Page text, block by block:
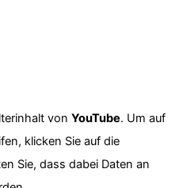
von YouTube. Um auf
klicken Sie auf die
Sie, dass dabei Daten an